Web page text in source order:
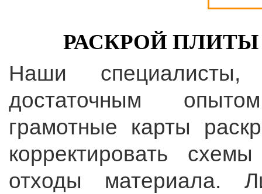
РАСКРОЙ
Наши
достаточным
грамотные карты
корректировать
отходы материала.